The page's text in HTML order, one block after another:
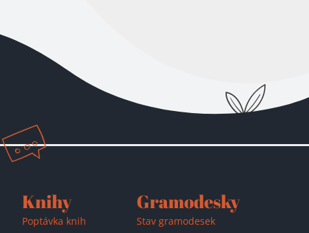
Knihy
Poptávka knih
Gramodesky
Stav gramodesek